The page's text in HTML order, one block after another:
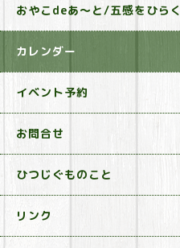
おやこdeあ～と/五感をひらく
カレンダー
イベント予約
お問合せ
ひつじぐものこと
リンク